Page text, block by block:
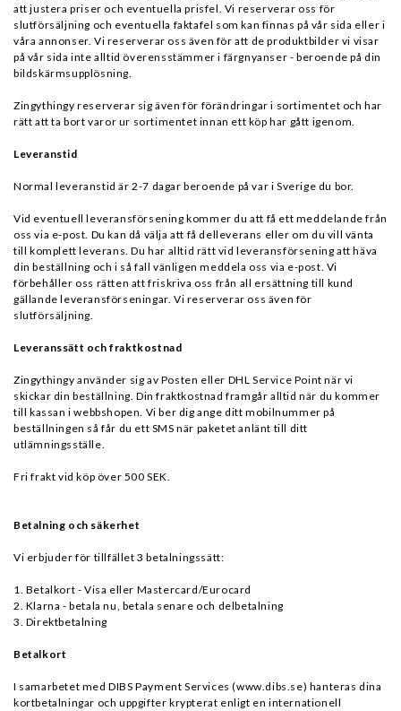
att justera priser och eventuella prisfel. Vi reserverar oss för
slutförsäljning och eventuella faktafel som kan finnas på vår sida eller i
våra annonser. Vi reserverar oss även för att de produktbilder vi visar
på vår sida inte alltid överensstämmer i färgnyanser - beroende på din
bildskärmsupplösning.
Zingythingy reserverar sig även för förändringar i sortimentet och har
rätt att ta bort varor ur sortimentet innan ett köp har gått igenom.
Leveranstid
Normal leveranstid är 2-7 dagar beroende på var i Sverige du bor.
Vid eventuell leveransförsening kommer du att få ett meddelande från
oss via e-post. Du kan då välja att få delleverans eller om du vill vänta
till komplett leverans. Du har alltid rätt vid leveransförsening att häva
din beställning och i så fall vänligen meddela oss via e-post. Vi
förbehåller oss rätten att friskriva oss från all ersättning till kund
gällande leveransförseningar. Vi reserverar oss även för
slutförsäljning.
Leveranssätt och fraktkostnad
Zingythingy använder sig av Posten eller DHL Service Point när vi
skickar din beställning. Din fraktkostnad framgår alltid när du kommer
till kassan i webbshopen. Vi ber dig ange ditt mobilnummer på
beställningen så får du ett SMS när paketet anlänt till ditt
utlämningsställe.
Fri frakt vid köp över 500 SEK.
Betalning och säkerhet
Vi erbjuder för tillfället 3 betalningssätt:
1. Betalkort - Visa eller Mastercard/Eurocard
2. Klarna - betala nu, betala senare och delbetalning
3. Direktbetalning
Betalkort
I samarbetet med DIBS Payment Services (www.dibs.se) hanteras dina
kortbetalningar och uppgifter krypterat enligt en internationell